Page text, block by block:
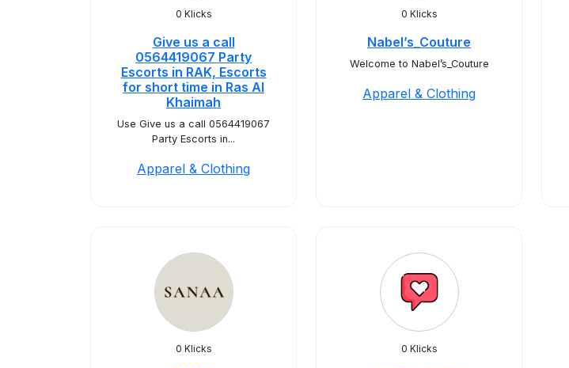
0 Klicks
Give us a call
0564419067 Party
Escorts in RAK, Escorts
for short time in Ras Al
Khaimah
Use Give us a call 0564419067
Party Escorts in...
Apparel & Clothing
0 Klicks
Nabel’s_Couture
Welcome to Nabel’s_Couture
Apparel & Clothing
0 Klicks 0 Klicks